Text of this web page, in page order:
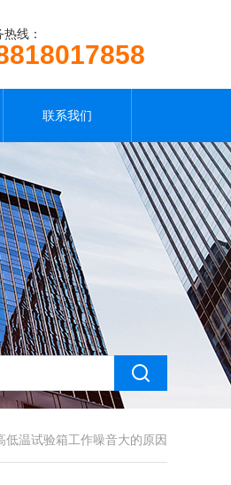
热线：
联系我们
低温试验箱工作噪音大的原因